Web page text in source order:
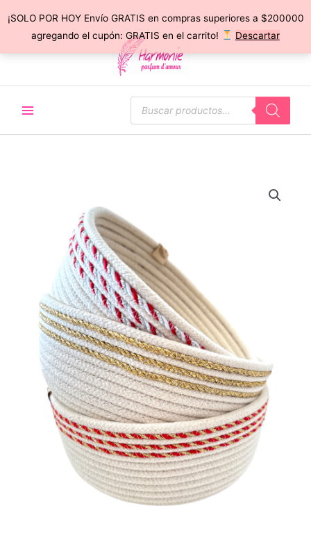
¡SOLO POR HOY Envío GRATIS en compras superiores a $200000
agregando el cupón: GRATIS en el carrito!
Descartar
Búsqueda